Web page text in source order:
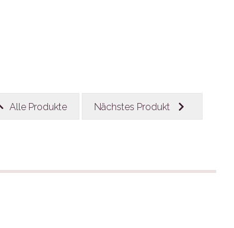
Alle Produkte Nächstes Produkt